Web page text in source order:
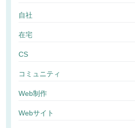
自社
在宅
CS
コミュニティ
Web制作
Webサイト